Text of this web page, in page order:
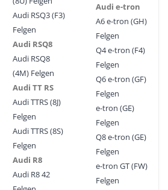
Audi RSQ3 (F3)
Felgen
Audi RSQ8
Audi RSQ8
(4M) Felgen
Audi TT RS
Audi TTRS (8J)
Felgen
Audi TTRS (8S)
Felgen
Audi R8
Audi R8 42
Audi e-tron
A6 e-tron (GH)
Felgen
Q4 e-tron (F4)
Felgen
Q6 e-tron (GF)
Felgen
e-tron (GE)
Felgen
Q8 e-tron (GE)
Felgen
e-tron GT (FW)
Felgen